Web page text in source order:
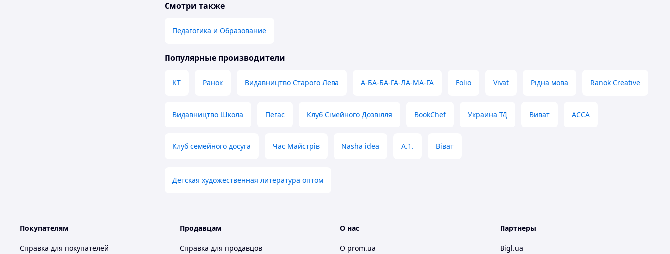
Смотри также
Педагогика и Образование
Популярные производители
KT Ранок Видавництво Старого Лева А-БА-БА-ГА-ЛА-МА-ГА Folio Vivat Рідна мова Ranok Creative
Видавництво Школа Пегас Клуб Сімейного Дозвілля BookChef Украина ТД Виват АССА
Клуб семейного досуга Час Майстрів Nasha idea A.1. Віват
Детская художественная литература оптом
Покупателям
Справка для покупателей
Продавцам
Справка для продавцов
О нас
О prom.ua
Партнеры
Bigl.ua